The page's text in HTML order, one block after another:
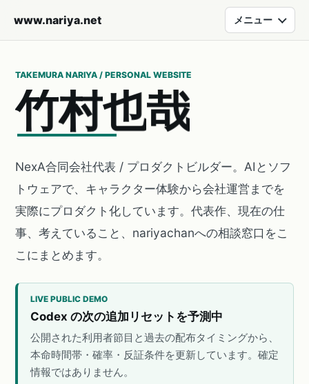
www.nariya.net メニュー
TAKEMURA NARIYA / PERSONAL WEBSITE
竹村也哉
NexA合同会社代表 / プロダクトビルダー。AIとソフ
トウェアで、キャラクター体験から会社運営までを
実際にプロダクト化しています。代表作、現在の仕
事、考えていること、nariyachanへの相談窓口をこ
こにまとめます。
LIVE PUBLIC DEMO
Codex の次の追加リセットを予測中
公開された利用者節目と過去の配布タイミングから、
本命時間帯・確率・反証条件を更新しています。確定
情報ではありません。